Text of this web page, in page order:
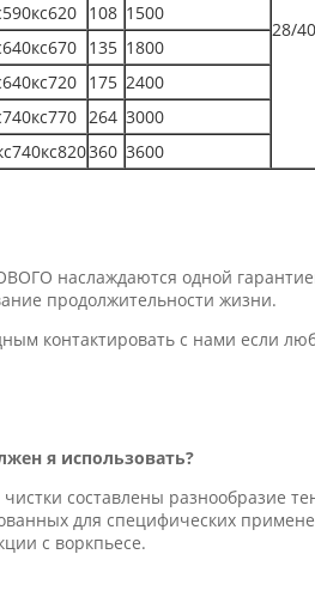
28/40
108 1500
135 1800
175 2400
264 3000
360 3600
наслаждаются одной
продолжительности жизни.
контактировать с нами если
я использовать?
составлены разнообразие
для специфических
с воркпьесе.